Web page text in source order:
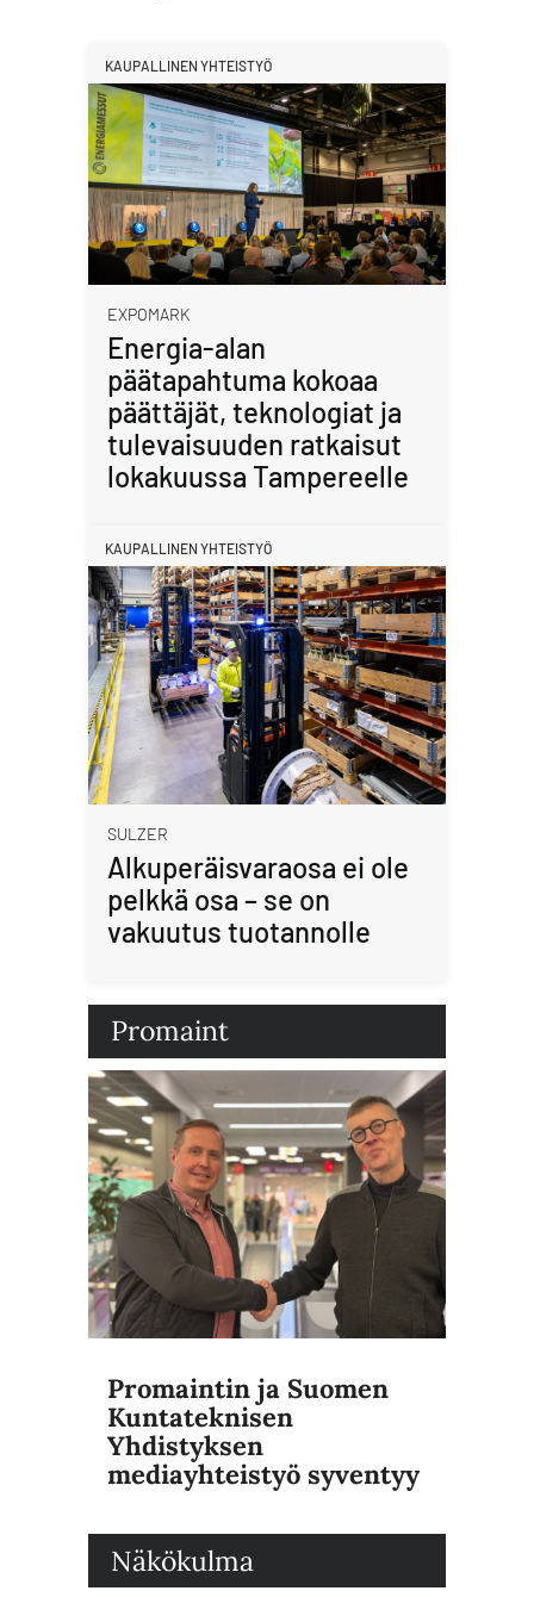
KAUPALLINEN YHTEISTYÖ
EXPOMARK
Energia-alan
päätapahtuma kokoaa
päättäjät, teknologiat ja
tulevaisuuden ratkaisut
lokakuussa Tampereelle
KAUPALLINEN YHTEISTYÖ
SULZER
Alkuperäisvaraosa ei ole
pelkkä osa – se on
vakuutus tuotannolle
Promaint
Promaintin ja Suomen
Kuntateknisen
Yhdistyksen
mediayhteistyö syventyy
Näkökulma